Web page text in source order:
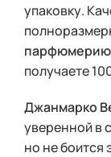
упаковку.
парфюмерию
получаете
Джанмарко
уверенной в
но не боится